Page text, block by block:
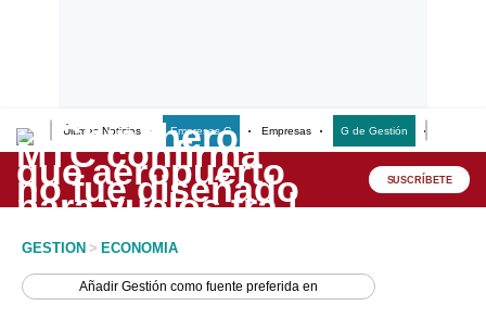
Últimas Noticias Empresas G Empresas G de Gestión
Lo último
Peru Quiosco SUSCRÍBETE
GESTION > ECONOMIA
AñadirGestión como fuente preferida en